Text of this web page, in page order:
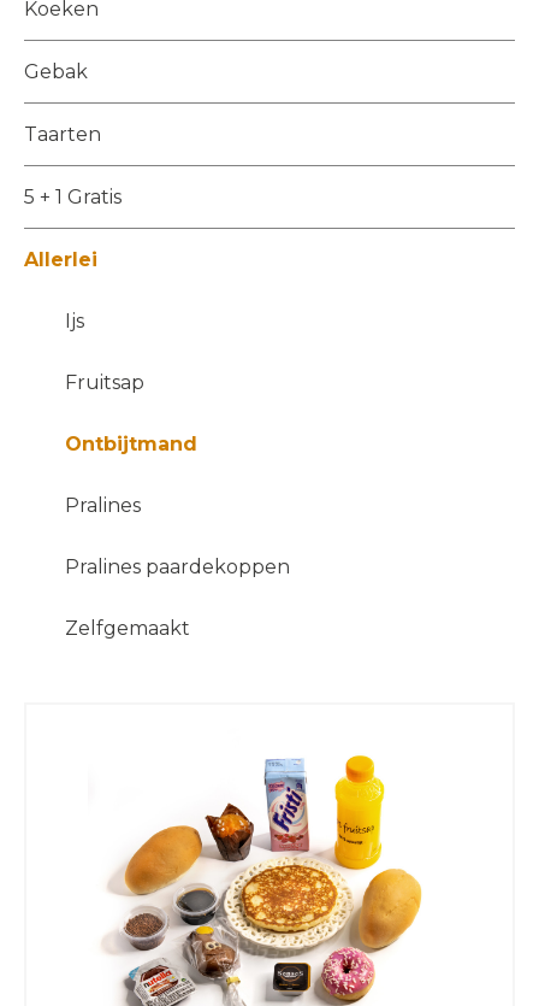
Koeken
Gebak
Taarten
5 + 1 Gratis
Allerlei
Ijs
Fruitsap
Ontbijtmand
Pralines
Pralines paardekoppen
Zelfgemaakt